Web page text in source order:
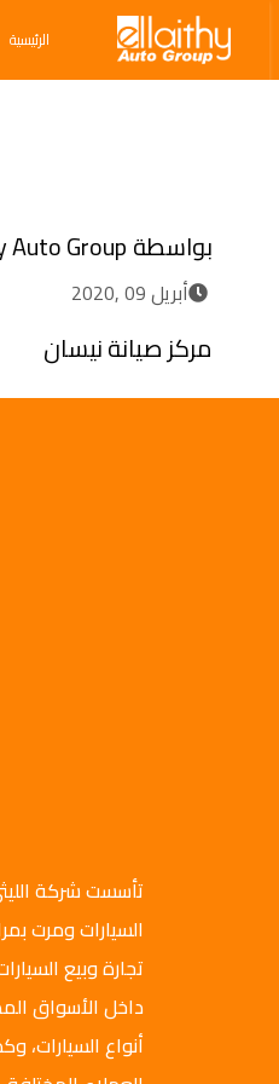
Group الرئيسية
بواسطةAuto Group
أبريل 09 ,2020
مركز صيانة نيسان
السيارات ومرت
تجارة وبيع
داخل الأسواق
أنواع السيارات،